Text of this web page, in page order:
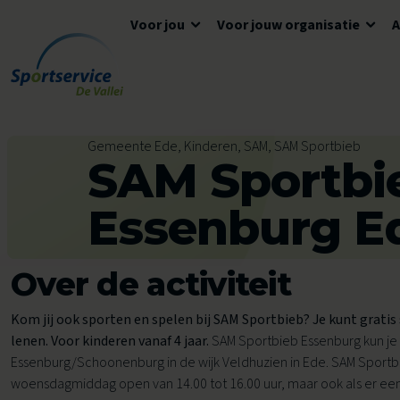
Ga naar de inhoud
Voor jou
Openingstijden
Tickets en reserveren
Tarieven
Ons aanbod voor jou
Zwemles
Voor kinderen
Voor jouw organisatie
Lokaal Sportakkoord
Meedoen
Voor scholen
Avond4Daagse
Algemene voorwaarden
Tarieven
Veelgestelde vragen
Gemeente Ede, Kinderen, SAM, SAM Sportbieb
SAM
Essenburg
Over de activiteit
Kom jij ook sporten en spelen bij SAM Sportbieb? Je kunt
lenen. Voor kinderen vanaf 4 jaar. SAM Sportbieb Essenburg kun
Essenburg/Schoonenburg in de wijk Veldhuzien in Ede. SAM
woensdagmiddag open van 14.00 tot 16.00 uur, maar ook als er